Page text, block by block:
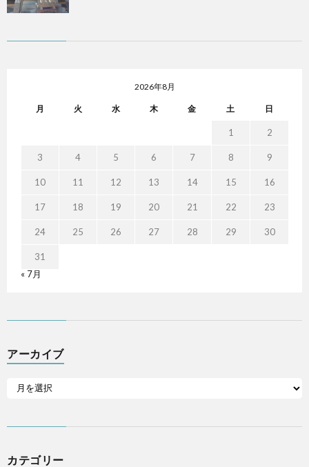
2026年8月
月 火 水 木 金 土 日
1 2
3 4 5 6 7 8 9
10 11 12 13 14 15 16
17 18 19 20 21 22 23
24 25 26 27 28 29 30
31
« 7月
アーカイブ
カテゴリー